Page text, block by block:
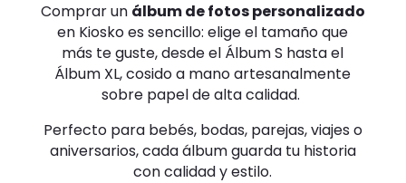
Comprar un álbum de fotos personalizado
en Kiosko es sencillo: elige el tamaño que
más te guste, desde el Álbum S hasta el
Álbum XL, cosido a mano artesanalmente
sobre papel de alta calidad.
Perfecto para bebés, bodas, parejas, viajes o
aniversarios, cada álbum guarda tu historia
con calidad y estilo.